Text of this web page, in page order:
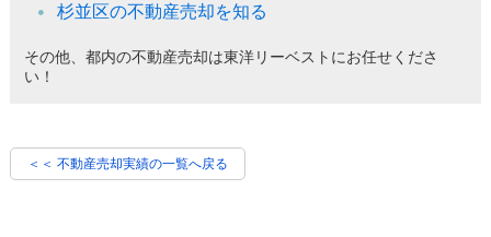
杉並区の不動産売却を知る
その他、都内の不動産売却は東洋リーベストにお任せくださ
い！
＜＜ 不動産売却実績の一覧へ戻る